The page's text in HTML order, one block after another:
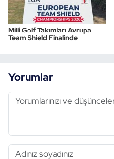
Milli Golf Takımları Avrupa
Team Shield Finalinde
Yorumlar